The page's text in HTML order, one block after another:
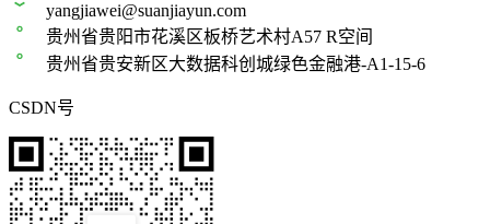
yangjiawei@suanjiayun.com
贵州省贵阳市花溪区板桥艺术村A57 R空间
贵州省贵安新区大数据科创城绿色金融港-A1-15-6
CSDN号